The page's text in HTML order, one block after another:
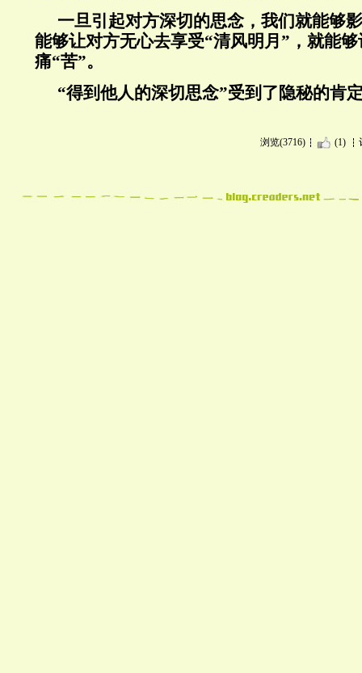
一旦引起对方深切的思念，我们就能够
能够让对方无心去享受“清风明月”，就能
痛“苦”。
“得到他人的深切思念”受到了隐秘的肯
浏览(3716) (1)